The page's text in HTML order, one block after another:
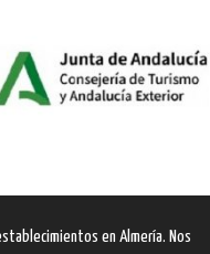
en Almería. Nos